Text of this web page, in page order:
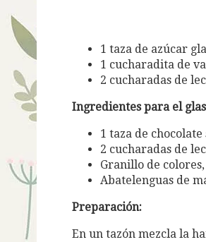
1 taza de azúcar
1 cucharadita de
2 cucharadas de
Ingredientes para el
1 taza de
2 cucharadas de
Granillo de
Abatelenguas de
Preparación:
En un tazón mezcla la